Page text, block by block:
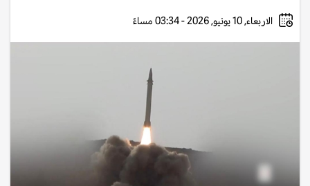
الاربعاء, 10 يونيو, 2026 - 03:34 مساءً